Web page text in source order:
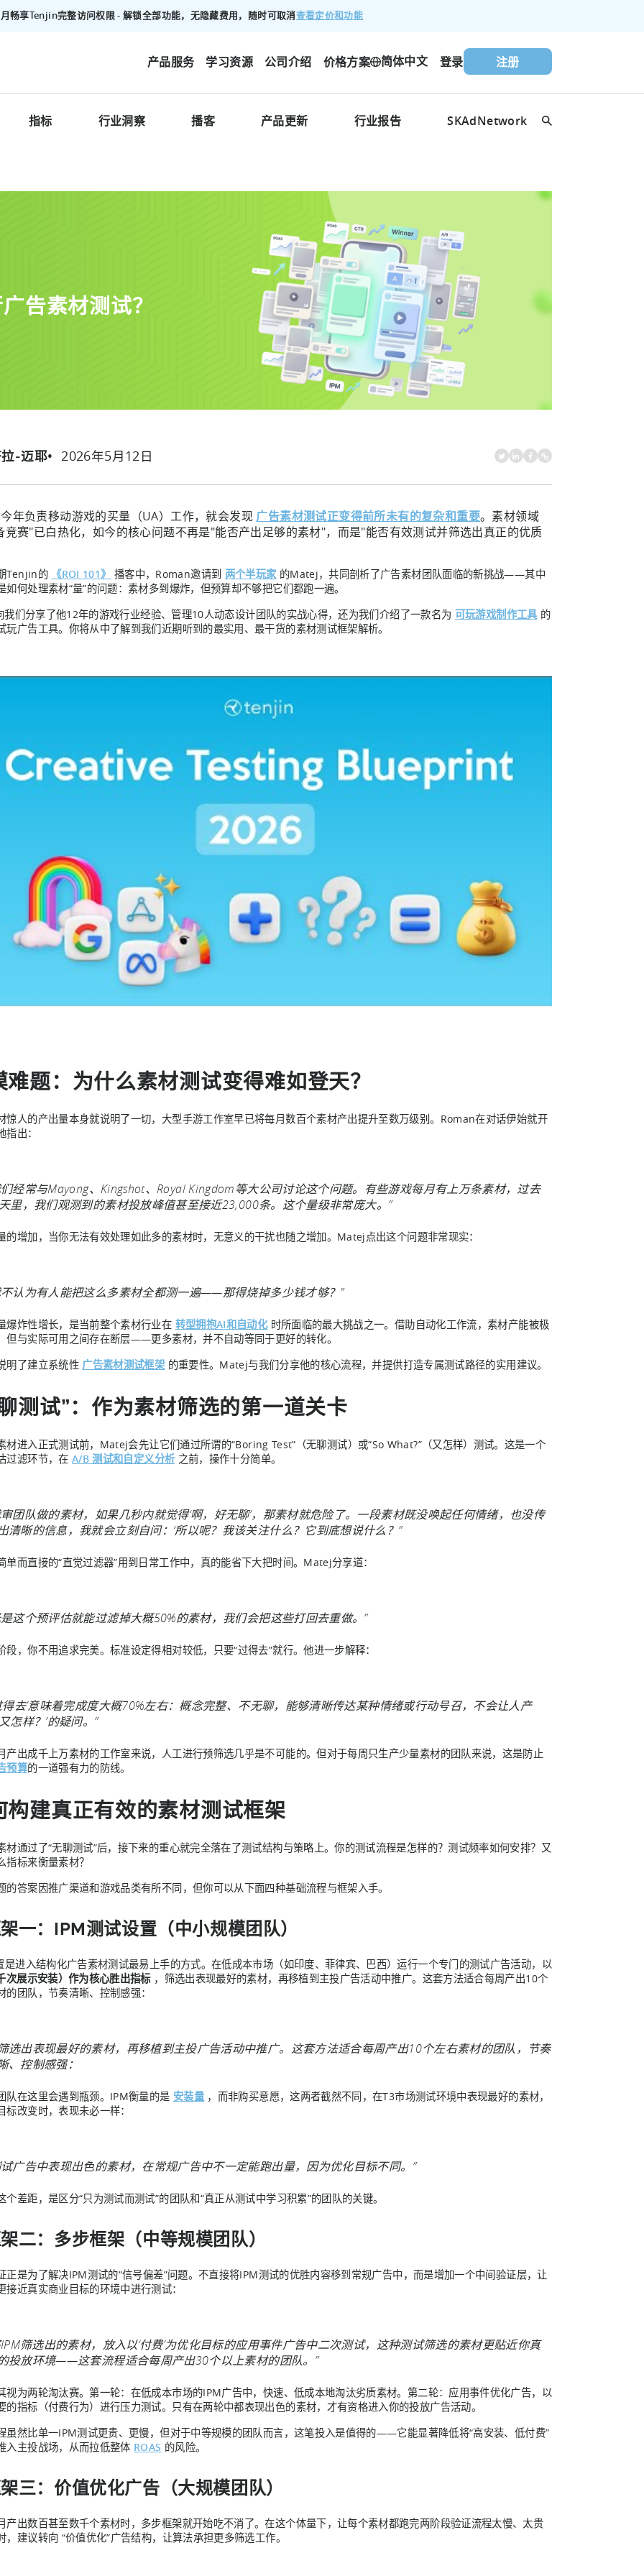
畅享Tenjin完整访问权限 - 解锁全部功能，无隐藏费用，随时可取消查看定价和功能
产品服务 学习资源 公司介绍 价格方案 简体中文 登录 注册
指标 行业洞察 播客 产品更新 行业报告 SKAdNetwork
告素材测试？
-迈耶 2026年5月12日
年负责移动游戏的买量（UA）工作，就会发现 广告素材测试正变得前所未有的复杂和重要。素材领域
竞赛"已白热化，如今的核心问题不再是"能否产出足够的素材"，而是"能否有效测试并筛选出真正的优质
Tenjin的 《ROI 101》 播客中，Roman邀请到 两个半玩家 的Matej，共同剖析了广告素材团队面临的新挑战——其中
如何处理素材“量”的问题：素材多到爆炸，但预算却不够把它们都跑一遍。
们分享了他12年的游戏行业经验、管理10人动态设计团队的实战心得，还为我们介绍了一款名为 可玩游戏制作工具的
玩广告工具。你将从中了解到我们近期听到的最实用、最干货的素材测试框架解析。
难题：为什么素材测试变得难如登天？
惊人的产出量本身就说明了一切，大型手游工作室早已将每月数百个素材产出提升至数万级别。Roman在对话伊始就开
指出：
们经常与Mayong、Kingshot、Royal Kingdom等大公司讨论这个问题。有些游戏每月有上万条素材，过去
里，我们观测到的素材投放峰值甚至接近23,000条。这个量级非常庞大。”
的增加，当你无法有效处理如此多的素材时，无意义的干扰也随之增加。Matej点出这个问题非常现实：
不认为有人能把这么多素材全都测一遍——那得烧掉多少钱才够？”
爆炸性增长，是当前整个素材行业在 转型拥抱AI和自动化时所面临的最大挑战之一。借助自动化工作流，素材产能被极
但与实际可用之间存在断层——更多素材，并不自动等同于更好的转化。
明了建立系统性 广告素材测试框架 的重要性。Matej与我们分享他的核心流程，并提供打造专属测试路径的实用建议。
测试”：作为素材筛选的第一道关卡
材进入正式测试前，Matej会先让它们通过所谓的“Boring Test”（无聊测试）或“So What?”（又怎样）测试。这是一个
过滤环节，在 A/B 测试和自定义分析之前，操作十分简单。
审团队做的素材，如果几秒内就觉得‘啊，好无聊’，那素材就危险了。一段素材既没唤起任何情绪，也没传
清晰的信息，我就会立刻自问：‘所以呢？我该关注什么？它到底想说什么？”
单而直接的“直觉过滤器”用到日常工作中，真的能省下大把时间。Matej分享道：
是这个预评估就能过滤掉大概50%的素材，我们会把这些打回去重做。”
段，你不用追求完美。标准设定得相对较低，只要“过得去”就行。他进一步解释：
得去’意味着完成度大概70%左右：概念完整、不无聊，能够清晰传达某种情绪或行动号召，不会让人产
怎样？’的疑问。”
产出成千上万素材的工作室来说，人工进行预筛选几乎是不可能的。但对于每周只生产少量素材的团队来说，这是防止
预算的一道强有力的防线。
构建真正有效的素材测试框架
材通过了“无聊测试”后，接下来的重心就完全落在了测试结构与策略上。你的测试流程是怎样的？测试频率如何安排？又
指标来衡量素材？
的答案因推广渠道和游戏品类有所不同，但你可以从下面四种基础流程与框架入手。
一：IPM测试设置（中小规模团队）
是进入结构化广告素材测试最易上手的方式。在低成本市场（如印度、菲律宾、巴西）运行一个专门的测试广告活动，以
次展示安装）作为核心胜出指标，筛选出表现最好的素材，再移植到主投广告活动中推广。这套方法适合每周产出10个
的团队，节奏清晰、控制感强：
选出表现最好的素材，再移植到主投广告活动中推广。这套方法适合每周产出10个左右素材的团队，节奏
、控制感强：
队在这里会遇到瓶颈。IPM衡量的是 安装量，而非购买意愿，这两者截然不同，在T3市场测试环境中表现最好的素材，
标改变时，表现未必一样：
试广告中表现出色的素材，在常规广告中不一定能跑出量，因为优化目标不同。”
个差距，是区分“只为测试而测试”的团队和“真正从测试中学习积累”的团队的关键。
二：多步框架（中等规模团队）
正是为了解决IPM测试的“信号偏差”问题。不直接将IPM测试的优胜内容移到常规广告中，而是增加一个中间验证层，让
接近真实商业目标的环境中进行测试：
IPM筛选出的素材，放入以‘付费’为优化目标的应用事件广告中二次测试，这种测试筛选的素材更贴近你真
投放环境——这套流程适合每周产出30个以上素材的团队。”
视为两轮淘汰赛。第一轮：在低成本市场的IPM广告中，快速、低成本地淘汰劣质素材。第二轮：应用事件优化广告，以
的指标（付费行为）进行压力测试。只有在两轮中都表现出色的素材，才有资格进入你的投放广告活动。
虽然比单一IPM测试更贵、更慢，但对于中等规模的团队而言，这笔投入是值得的——它能显著降低将“高安装、低付费”
入主投战场，从而拉低整体 ROAS 的风险。
三：价值优化广告（大规模团队）
产出数百甚至数千个素材时，多步框架就开始吃不消了。在这个体量下，让每个素材都跑完两阶段验证流程太慢、太贵
，建议转向 “价值优化”广告结构，让算法承担更多筛选工作。